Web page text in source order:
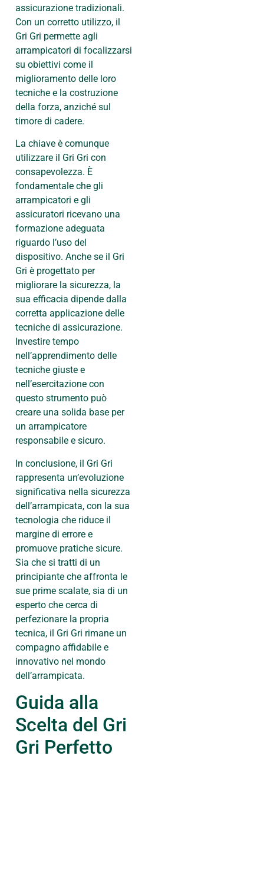
assicurazione tradizionali.
Con un corretto utilizzo, il
Gri Gri permette agli
arrampicatori di focalizzarsi
su obiettivi come il
miglioramento delle loro
tecniche e la costruzione
della forza, anziché sul
timore di cadere.
La chiave è comunque
utilizzare il Gri Gri con
consapevolezza. È
fondamentale che gli
arrampicatori e gli
assicuratori ricevano una
formazione adeguata
riguardo l’uso del
dispositivo. Anche se il Gri
Gri è progettato per
migliorare la sicurezza, la
sua efficacia dipende dalla
corretta applicazione delle
tecniche di assicurazione.
Investire tempo
nell’apprendimento delle
tecniche giuste e
nell’esercitazione con
questo strumento può
creare una solida base per
un arrampicatore
responsabile e sicuro.
In conclusione, il Gri Gri
rappresenta un’evoluzione
significativa nella sicurezza
dell’arrampicata, con la sua
tecnologia che riduce il
margine di errore e
promuove pratiche sicure.
Sia che si tratti di un
principiante che affronta le
sue prime scalate, sia di un
esperto che cerca di
perfezionare la propria
tecnica, il Gri Gri rimane un
compagno affidabile e
innovativo nel mondo
dell’arrampicata.
Guida alla
Scelta del Gri
Gri Perfetto